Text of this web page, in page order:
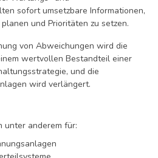
sofort umsetzbare Informationen,
und Prioritäten zu setzen.
von Abweichungen wird die
wertvollen Bestandteil einer
und die
wird verlängert.
unter anderem für: